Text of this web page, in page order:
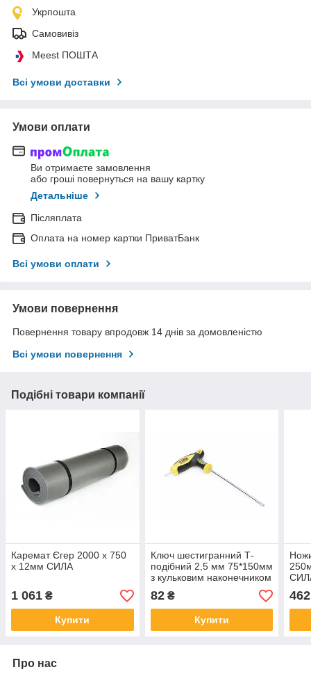
Укрпошта
Самовивіз
Meest ПОШТА
Всі умови доставки
Умови оплати
Ви отримаєте замовлення
або гроші повернуться на вашу картку
Детальніше
Післяплата
Оплата на номер картки ПриватБанк
Всі умови оплати
Умови повернення
Повернення товару впродовж 14 днів за домовленістю
Всі умови повернення
Подібні товари компанії
Каремат Єгер 2000 х 750
х 12мм СИЛА
1 061 ₴
Купити
Ключ шестигранний Т-
подібний 2,5 мм 75*150мм
з кульковим наконечником
і прогумованою ручкою
СИЛА
82₴
Купити
462
Про нас